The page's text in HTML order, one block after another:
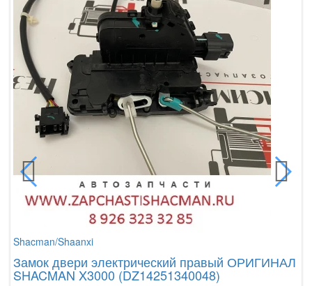
Shacman/Shaanxi
Замок двери электрический правый ОРИГИНАЛ
SHACMAN X3000 (DZ14251340048)